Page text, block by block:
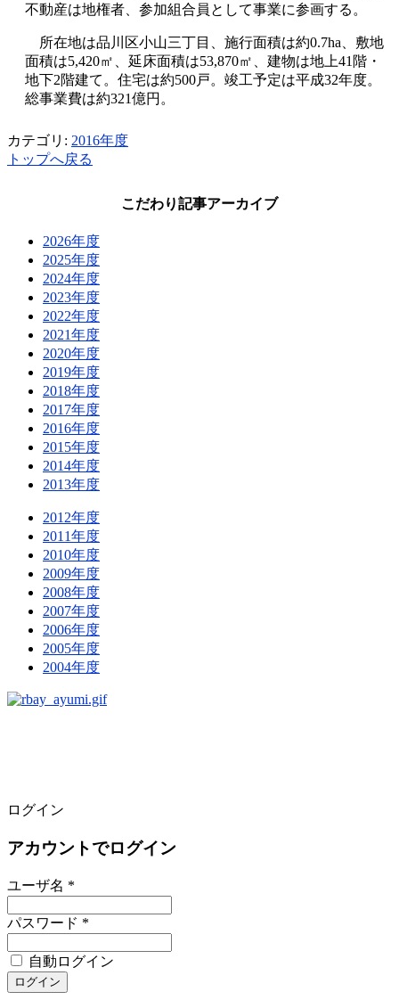
不動産は地権者、参加組合員として事業に参画する。
所在地は品川区小山三丁目、施行面積は約0.7ha、敷地
面積は5,420㎡、延床面積は53,870㎡、建物は地上41階・
地下2階建て。住宅は約500戸。竣工予定は平成32年度。
総事業費は約321億円。
カテゴリ: 2016年度
トップへ戻る
こだわり記事アーカイブ
2026年度
2025年度
2024年度
2023年度
2022年度
2021年度
2020年度
2019年度
2018年度
2017年度
2016年度
2015年度
2014年度
2013年度
2012年度
2011年度
2010年度
2009年度
2008年度
2007年度
2006年度
2005年度
2004年度
ログイン
アカウントでログイン
ユーザ名 *
パスワード *
自動ログイン